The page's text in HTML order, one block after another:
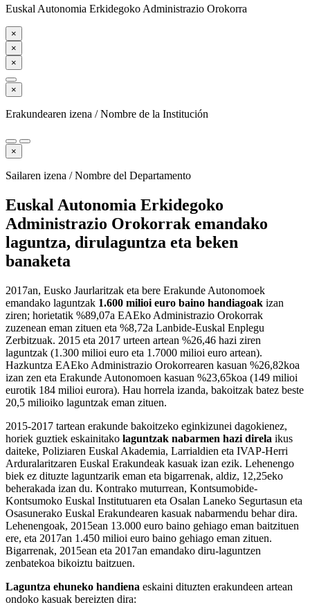
Euskal Autonomia Erkidegoko Administrazio Orokorra
×
×
×
×
Erakundearen izena / Nombre de la Institución
×
Sailaren izena / Nombre del Departamento
Euskal Autonomia Erkidegoko
Administrazio Orokorrak emandako
laguntza, dirulaguntza eta beken
banaketa
2017an, Eusko Jaurlaritzak eta bere Erakunde Autonomoek
emandako laguntzak 1.600 milioi euro baino handiagoak izan
ziren; horietatik %89,07a EAEko Administrazio Orokorrak
zuzenean eman zituen eta %8,72a Lanbide-Euskal Enplegu
Zerbitzuak. 2015 eta 2017 urteen artean %26,46 hazi ziren
laguntzak (1.300 milioi euro eta 1.7000 milioi euro artean).
Hazkuntza EAEko Administrazio Orokorrearen kasuan %26,82koa
izan zen eta Erakunde Autonomoen kasuan %23,65koa (149 milioi
eurotik 184 milioi eurora). Hau horrela izanda, bakoitzak batez beste
20,5 milioiko laguntzak eman zituen.
2015-2017 tartean erakunde bakoitzeko eginkizunei dagokienez,
horiek guztiek eskainitako laguntzak nabarmen hazi direla ikus
daiteke, Poliziaren Euskal Akademia, Larrialdien eta IVAP-Herri
Arduralaritzaren Euskal Erakundeak kasuak izan ezik. Lehenengo
biek ez dituzte laguntzarik eman eta bigarrenak, aldiz, 12,25eko
beherakada izan du. Kontrako muturrean, Kontsumobide-
Kontsumoko Euskal Institutuaren eta Osalan Laneko Segurtasun eta
Osasunerako Euskal Erakundearen kasuak nabarmendu behar dira.
Lehenengoak, 2015ean 13.000 euro baino gehiago eman baitzituen
ere, eta 2017an 1.450 milioi euro baino gehiago eman zituen.
Bigarrenak, 2015ean eta 2017an emandako diru-laguntzen
zenbatekoa bikoiztu baitzuen.
Laguntza ehuneko handiena eskaini dituzten erakundeen artean
ondoko kasuak bereizten dira: